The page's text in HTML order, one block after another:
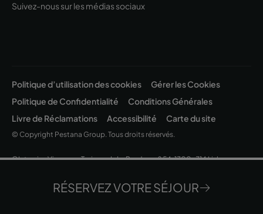
RÉSERVEZ VOTRE SÉJOUR
Suivez-nous sur les médias sociaux
Politique d’utilisation des cookies
Gérer les Cookies
Politique de Confidentialité
Conditions Générales
Livre de Réclamations
Accessibilité Carte du site
© Copyright Pestana Group. Tous droits réservés.
©Intervisa Viagens e Turismo, Lda. Rua Jau, nº 54, 1300-314 Lisboa
152 • Alvará Nº 163/1962